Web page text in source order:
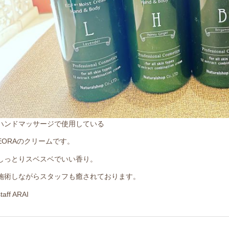
ンドマッサージで使用している
のクリームです。
っとりスベスベでいい香り。
術しながらスタッフも癒されております。
ARAI